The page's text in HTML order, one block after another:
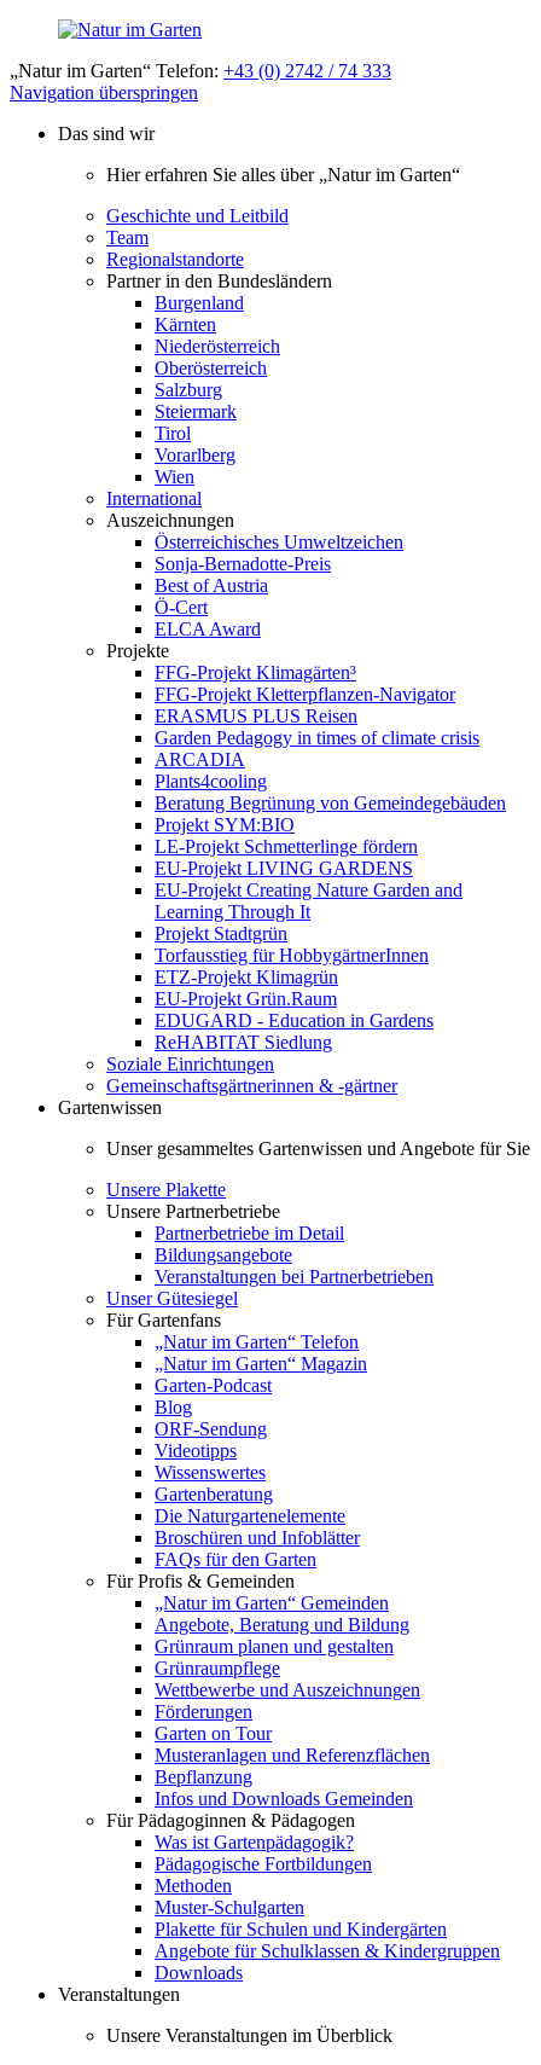
„Natur im Garten“ Telefon: +43 (0) 2742 / 74 333
Navigation überspringen
Das sind wir
Hier erfahren Sie alles über „Natur im Garten“
Geschichte und Leitbild
Team
Regionalstandorte
Partner in den Bundesländern
Burgenland
Kärnten
Niederösterreich
Oberösterreich
Salzburg
Steiermark
Tirol
Vorarlberg
Wien
International
Auszeichnungen
Österreichisches Umweltzeichen
Sonja-Bernadotte-Preis
Best of Austria
Ö-Cert
ELCA Award
Projekte
FFG-Projekt Klimagärten³
FFG-Projekt Kletterpflanzen-Navigator
ERASMUS PLUS Reisen
Garden Pedagogy in times of climate crisis
ARCADIA
Plants4cooling
Beratung Begrünung von Gemeindegebäuden
Projekt SYM:BIO
LE-Projekt Schmetterlinge fördern
EU-Projekt LIVING GARDENS
EU-Projekt Creating Nature Garden and
Learning Through It
Projekt Stadtgrün
Torfausstieg für HobbygärtnerInnen
ETZ-Projekt Klimagrün
EU-Projekt Grün.Raum
EDUGARD - Education in Gardens
ReHABITAT Siedlung
Soziale Einrichtungen
Gemeinschaftsgärtnerinnen & -gärtner
Gartenwissen
Unser gesammeltes Gartenwissen und Angebote für Sie
Unsere Plakette
Unsere Partnerbetriebe
Partnerbetriebe im Detail
Bildungsangebote
Veranstaltungen bei Partnerbetrieben
Unser Gütesiegel
Für Gartenfans
„Natur im Garten“ Telefon
„Natur im Garten“ Magazin
Garten-Podcast
Blog
ORF-Sendung
Videotipps
Wissenswertes
Gartenberatung
Die Naturgartenelemente
Broschüren und Infoblätter
FAQs für den Garten
Für Profis & Gemeinden
„Natur im Garten“ Gemeinden
Angebote, Beratung und Bildung
Grünraum planen und gestalten
Grünraumpflege
Wettbewerbe und Auszeichnungen
Förderungen
Garten on Tour
Musteranlagen und Referenzflächen
Bepflanzung
Infos und Downloads Gemeinden
Für Pädagoginnen & Pädagogen
Was ist Gartenpädagogik?
Pädagogische Fortbildungen
Methoden
Muster-Schulgarten
Plakette für Schulen und Kindergärten
Angebote für Schulklassen & Kindergruppen
Downloads
Veranstaltungen
Unsere Veranstaltungen im Überblick